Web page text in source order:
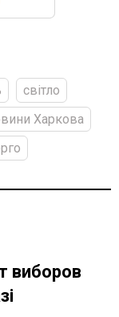
світло
Харкова
виборов